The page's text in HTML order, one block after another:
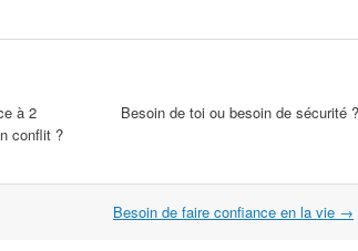
à 2
conflit ?
Besoin de toi ou besoin de sécurité ?
Besoin de faire confiance en la vie →